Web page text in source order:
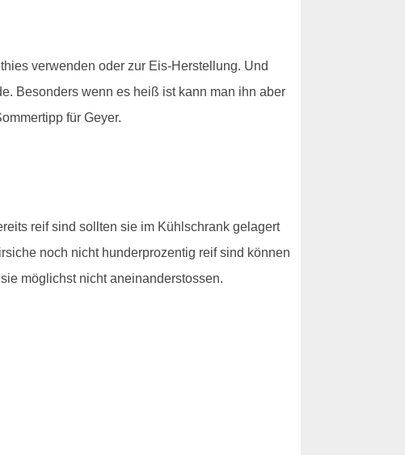
verwenden oder zur Eis-Herstellung. Und
Besonders wenn es heiß ist kann man ihn aber
für Geyer.
reif sind sollten sie im Kühlschrank gelagert
noch nicht hunderprozentig reif sind können
möglichst nicht aneinanderstossen.